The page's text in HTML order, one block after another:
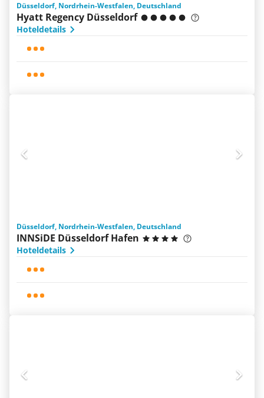
Düsseldorf, Nordrhein-Westfalen, Deutschland
Hyatt Regency Düsseldorf
Hoteldetails
Düsseldorf, Nordrhein-Westfalen, Deutschland
INNSiDE Düsseldorf Hafen
Hoteldetails